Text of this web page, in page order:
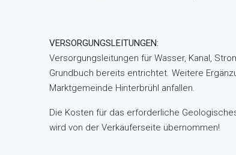
VERSORGUNGSLEITUNGEN:
Versorgungsleitungen für Wasser, Kanal,
Grundbuch bereits entrichtet. Weitere
Marktgemeinde Hinterbrühl anfallen.
Die Kosten für das erforderliche
wird von der Verkäuferseite übernommen!